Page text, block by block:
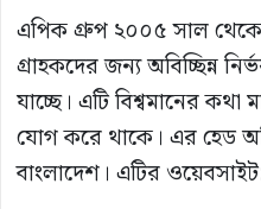
এপিক গ্রুপ ২০০৫ সাল
গ্রাহকদের জন্য অবিচ্ছিন্ন
যাচ্ছে। এটি বিশ্বমানের কথা
যোগ করে থাকে। এর হেড
বাংলাদেশ। এটির